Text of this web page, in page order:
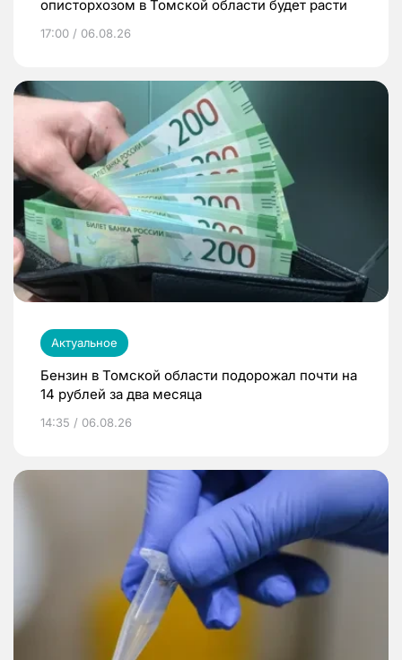
описторхозом в Томской области будет расти
17:00 / 06.08.26
Актуальное
Бензин в Томской области подорожал почти на
14 рублей за два месяца
14:35 / 06.08.26